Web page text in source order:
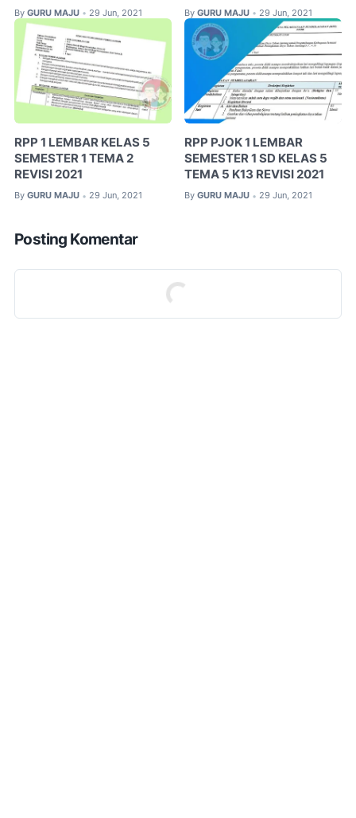
By GURU MAJU • 29 Jun, 2021 By GURU MAJU • 29 Jun, 2021
RPP 1 LEMBAR KELAS 5
SEMESTER 1 TEMA 2
REVISI 2021
By GURU MAJU • 29 Jun, 2021
RPP PJOK 1 LEMBAR
SEMESTER 1 SD KELAS 5
TEMA 5 K13 REVISI 2021
By GURU MAJU • 29 Jun, 2021
Posting Komentar